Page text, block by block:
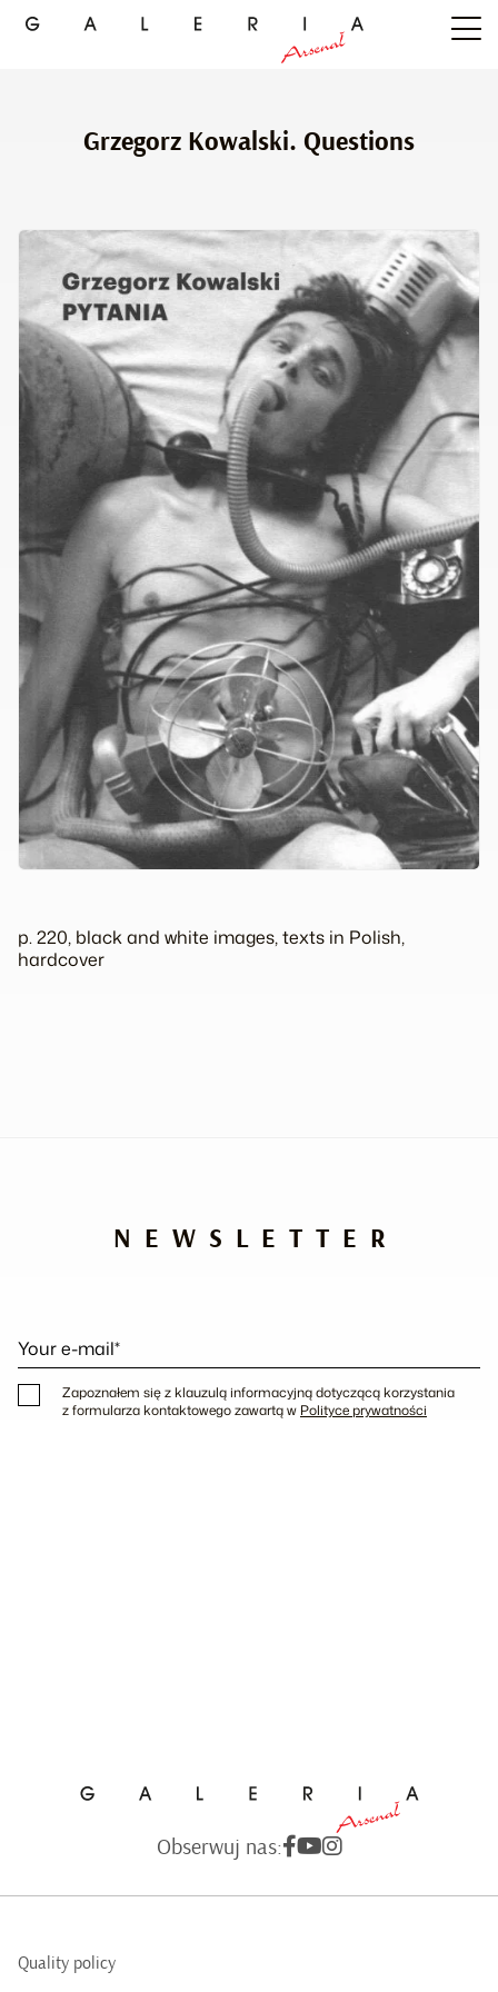
Grzegorz Kowalski. Questions
p. 220, black and white images, texts in Polish,
hardcover
NEWSLETTER
Your e-mail*
Zapoznałem się z klauzulą informacyjną dotyczącą korzystania
z formularza kontaktowego zawartą w Polityce prywatności
Obserwuj nas:
Quality policy